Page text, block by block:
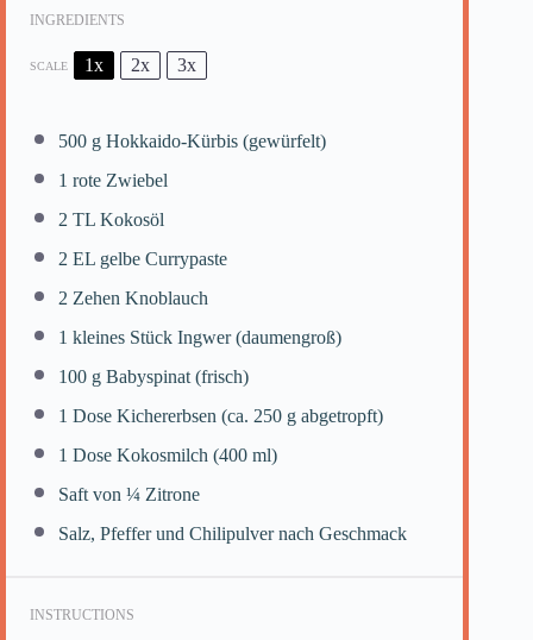
INGREDIENTS
SCALE 1x 2x 3x
500 g Hokkaido-Kürbis (gewürfelt)
1 rote Zwiebel
2 TL Kokosöl
2 EL gelbe Currypaste
2 Zehen Knoblauch
1 kleines Stück Ingwer (daumengroß)
100 g Babyspinat (frisch)
1 Dose Kichererbsen (ca. 250 g abgetropft)
1 Dose Kokosmilch (400 ml)
Saft von ¼ Zitrone
Salz, Pfeffer und Chilipulver nach Geschmack
INSTRUCTIONS